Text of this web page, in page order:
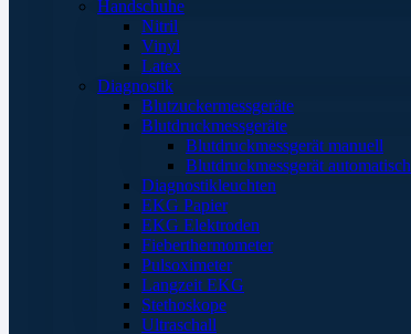
Handschuhe
Nitril
Vinyl
Latex
Diagnostik
Blutzuckermessgeräte
Blutdruckmessgeräte
Blutdruckmessgerät manuell
Blutdruckmessgerät automatisch
Diagnostikleuchten
EKG Papier
EKG Elektroden
Fieberthermometer
Pulsoximeter
Langzeit EKG
Stethoskope
Ultraschall